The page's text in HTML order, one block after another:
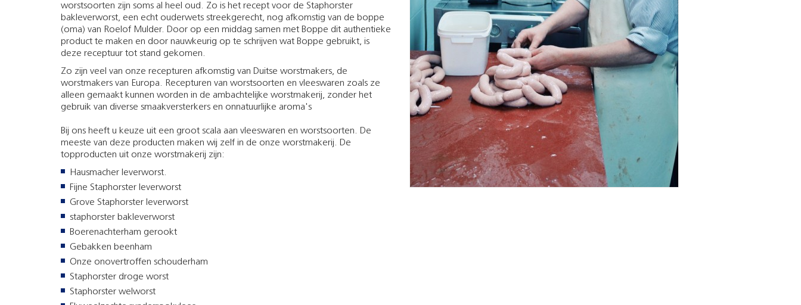
worstsoorten zijn soms al heel oud. Zo is het recept voor de Staphorster
bakleverworst, een echt ouderwets streekgerecht, nog afkomstig van de boppe
(oma) van Roelof Mulder. Door op een middag samen met Boppe dit authentieke
product te maken en door nauwkeurig op te schrijven wat Boppe gebruikt, is
deze receptuur tot stand gekomen.
Zo zijn veel van onze recepturen afkomstig van Duitse worstmakers, de
worstmakers van Europa. Recepturen van worstsoorten en vleeswaren zoals ze
alleen gemaakt kunnen worden in de ambachtelijke worstmakerij, zonder het
gebruik van diverse smaakversterkers en onnatuurlijke aroma's
Bij ons heeft u keuze uit een groot scala aan vleeswaren en worstsoorten. De
meeste van deze producten maken wij zelf in de onze worstmakerij. De
topproducten uit onze worstmakerij zijn:
Hausmacher leverworst.
Fijne Staphorster leverworst
Grove Staphorster leverworst
staphorster bakleverworst
Boerenachterham gerookt
Gebakken beenham
Onze onovertroffen schouderham
Staphorster droge worst
Staphorster welworst